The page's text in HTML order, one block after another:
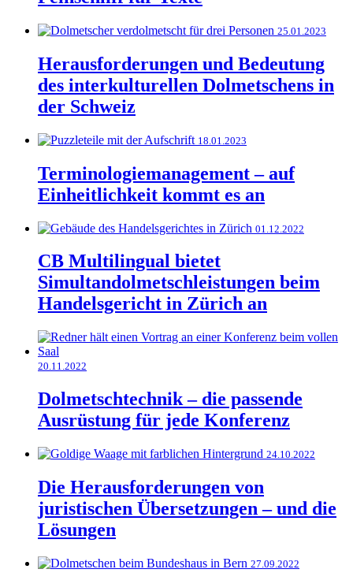
25.01.2023
Herausforderungen und Bedeutung
des interkulturellen Dolmetschens in
der Schweiz
18.01.2023
Terminologiemanagement – auf
Einheitlichkeit kommt es an
01.12.2022
CB Multilingual bietet
Simultandolmetschleistungen beim
Handelsgericht in Zürich an
20.11.2022
Dolmetschtechnik – die passende
Ausrüstung für jede Konferenz
24.10.2022
Die Herausforderungen von
juristischen Übersetzungen – und die
Lösungen
27.09.2022